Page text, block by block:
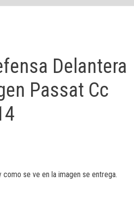
Delantera
Passat Cc
como se ve en la imagen se entrega.